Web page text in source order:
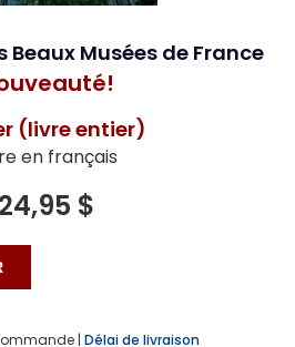
Beaux Musées de France
(livre entier)
en français
24,95 $
| Délai de livraison